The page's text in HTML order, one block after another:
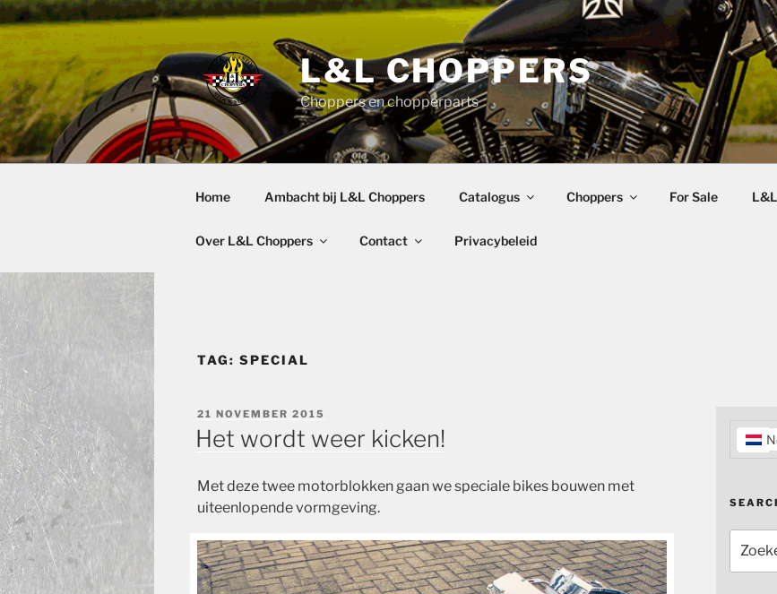
Ga
naar
inhoud
L&L CHOPPERS
Choppers en chopperparts
Home Ambacht bij L&L Choppers Catalogus Choppers For Sale
Over L&L Choppers Contact Privacybeleid
TAG: SPECIAL
GEPLAATST
OP
21 NOVEMBER 2015
Het wordt weer kicken!
Met deze twee motorblokken gaan wespeciale bikes bouwen met
uiteenlopende vormgeving.
naar: